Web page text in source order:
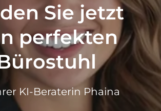
Sie jetzt
perfekten
KI-Beraterin Phaina